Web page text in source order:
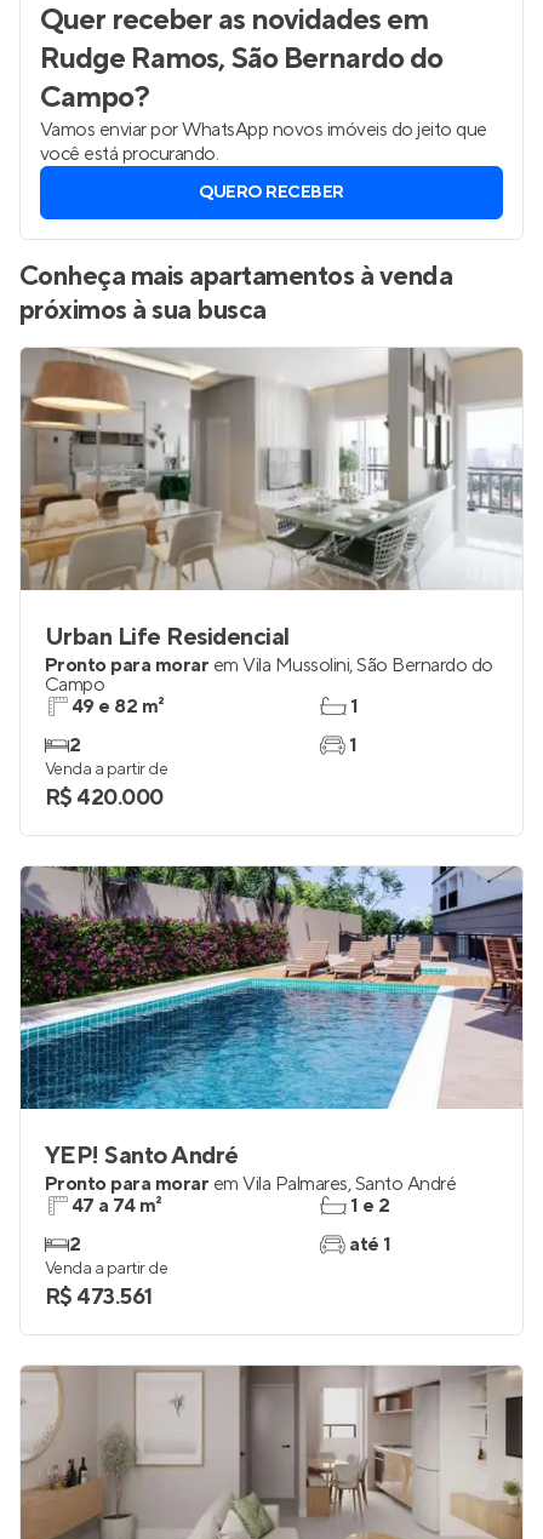
Quer receber as novidadesem
Rudge Ramos, São Bernardo do
Campo?
Vamos enviar por WhatsApp novos imóveis do jeito que
você está procurando.
QUERO RECEBER
Conheça mais apartamentos à venda
próximos à sua busca
Urban Life Residencial
Pronto para morar em Vila Mussolini,São Bernardo do
Campo
49 e 82 m²
2
1
1
Venda a partir de
R$ 420.000
YEP! Santo André
Pronto para morar em Vila Palmares,Santo André
47 a 74 m²
2
1 e 2
até 1
Venda a partir de
R$ 473.561